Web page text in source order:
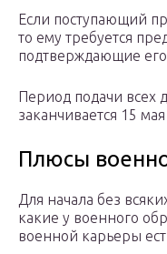
Если поступающий
то ему требуется
подтверждающие его
Период подачи всех
заканчивается 15
Плюсы
Для начала без
какие у военного
военной карьеры